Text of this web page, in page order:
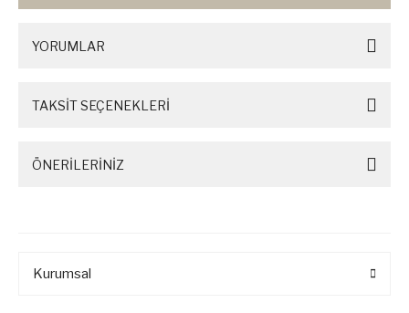
YORUMLAR
TAKSİT SEÇENEKLERİ
ÖNERİLERİNİZ
Kurumsal